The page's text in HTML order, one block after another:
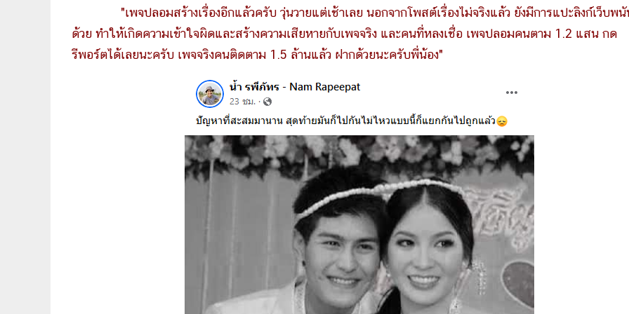
"เพจปลอมสร้างเรื่องอีกแล้วครับ วุ่นวายแต่เช้าเลย นอกจากโพสต์เรื่องไม่จริงแล้ว ยังมีการแปะลิงก์เว็บพ
ด้วย ทำให้เกิดความเข้าใจผิดและสร้างความเสียหายกับเพจจริง และคนที่หลงเชื่อ เพจปลอมคนตาม 1.2 แสน กด
รีพอร์ตได้เลยนะครับ เพจจริงคนติดตาม 1.5 ล้านแล้ว ฝากด้วยนะครับพี่น้อง"